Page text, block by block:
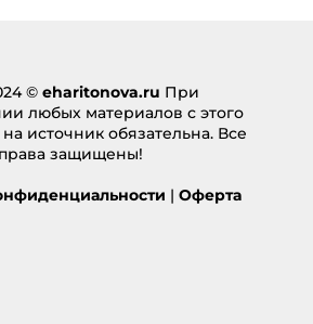
© eharitonova.ru При
любых материалов с этого
источник обязательна. Все
права защищены!
| Оферта